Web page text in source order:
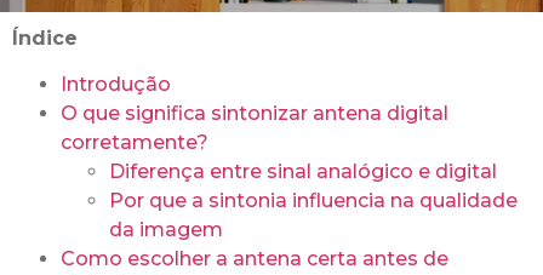
Índice
Introdução
O que significa sintonizar antena digital
corretamente?
Diferença entre sinal analógico e digital
Por que a sintonia influencia na qualidade
da imagem
Como escolher a antena certa antes de